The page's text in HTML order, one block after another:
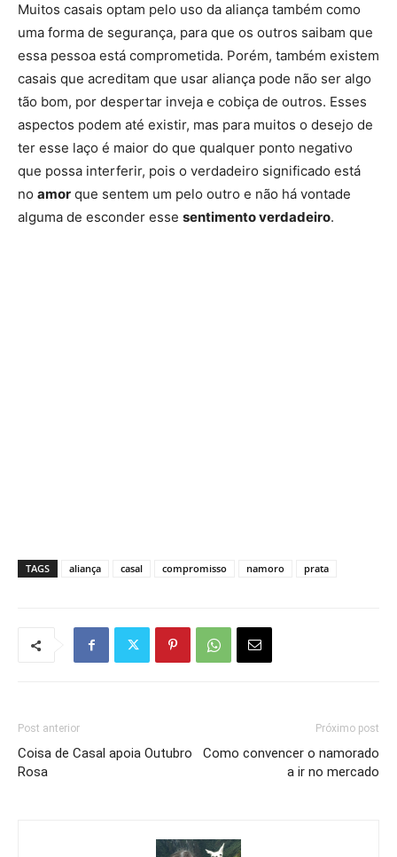
Muitos casais optam pelo uso da aliança também como
uma forma de segurança, para que os outros saibam que
essa pessoa está comprometida. Porém, também existem
casais que acreditam que usar aliança pode não ser algo
tão bom, por despertar inveja e cobiça de outros. Esses
aspectos podem até existir, mas para muitos o desejo de
ter esse laço é maior do que qualquer ponto negativo
que possa interferir, pois o verdadeiro significado está
no amor que sentem um pelo outro e não há vontade
alguma de esconder esse sentimento verdadeiro.
TAGS aliança casal compromisso namoro prata
Post anterior
Coisa de Casal apoia Outubro
Rosa
Próximo post
Como convencer o namorado
a ir no mercado